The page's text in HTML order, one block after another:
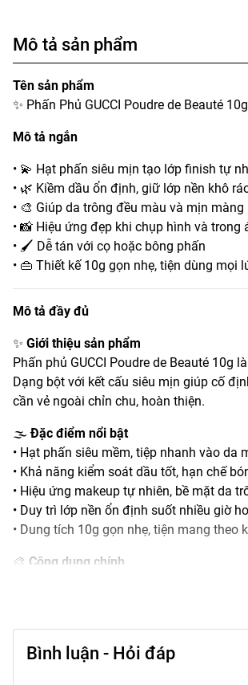
Mô tả sản phẩm
Tên sản phẩm
✨ Phấn Phủ GUCCI Poudre de Beauté
Mô tả ngắn
• 💫 Hạt phấn siêu mịn tạo lớp finish tự
• 🌿 Kiềm dầu ổn định, giữ lớp nền khô
• 🎨 Giúp da trông đều màu và mịn màng
• 📸 Hiệu ứng đẹp khi chụp hình và trong
• 🖌️ Dễ tán với cọ hoặc bông phấn
• 👜 Thiết kế 10g gọn nhẹ, tiện dùng mọi
Mô tả đầy đủ
✨ Giới thiệu sản phẩm
Phấn phủ GUCCI Poudre de Beauté
Dạng bột với kết cấu siêu mịn giúp cố
cần vẻ ngoài chỉn chu, hoàn thiện.
🌫️Đặc điểm nổi bật
• Hạt phấn siêu mềm, tiệp nhanh vào da
• Khả năng kiểm soát dầu tốt, hạn chế
• Hiệu ứng makeup tự nhiên, bề mặt da
• Duy trì lớp nền ổn định suốt nhiều giờ
• Dung tích 10g gọn nhẹ, tiện mang theo
🎨 Công dụng chính
• Phối hợp linh hoạt với các sản phẩm
Bình luận - Hỏi đáp